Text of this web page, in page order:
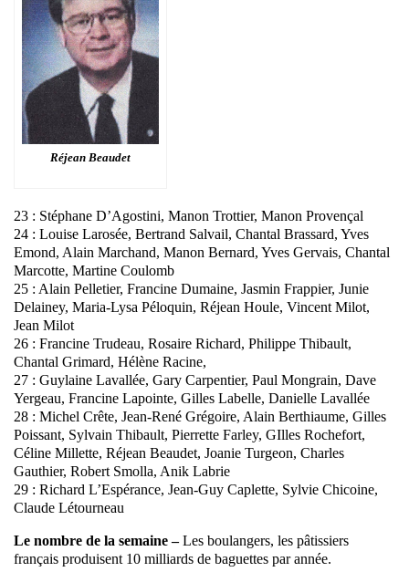
Réjean Beaudet
23 : Stéphane D’Agostini, Manon Trottier, Manon Provençal
24 : Louise Larosée, Bertrand Salvail, Chantal Brassard, Yves
Emond, Alain Marchand, Manon Bernard, Yves Gervais, Chantal
Marcotte, Martine Coulomb
25 : Alain Pelletier, Francine Dumaine, Jasmin Frappier, Junie
Delainey, Maria-Lysa Péloquin, Réjean Houle, Vincent Milot,
Jean Milot
26 : Francine Trudeau, Rosaire Richard, Philippe Thibault,
Chantal Grimard, Hélène Racine,
27 : Guylaine Lavallée, Gary Carpentier, Paul Mongrain, Dave
Yergeau, Francine Lapointe, Gilles Labelle, Danielle Lavallée
28 : Michel Crête, Jean-René Grégoire, Alain Berthiaume, Gilles
Poissant, Sylvain Thibault, Pierrette Farley, GIlles Rochefort,
Céline Millette, Réjean Beaudet, Joanie Turgeon, Charles
Gauthier, Robert Smolla, Anik Labrie
29 : Richard L’Espérance, Jean-Guy Caplette, Sylvie Chicoine,
Claude Létourneau
Le nombre de la semaine –Les boulangers, les pâtissiers
français produisent 10 milliards de baguettes par année.